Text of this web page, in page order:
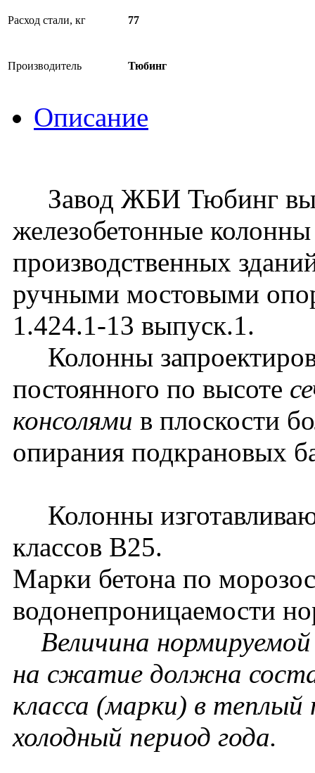
Расход стали, кг 77
Производитель Тюбинг
Описание
Завод ЖБИ Тюбинг
железобетонные
производственных
ручными мостовыми
1.424.1-13 выпуск.1.
Колонны
постоянного по высоте
консолями в плоскости
опирания подкрановых
Колонны
классов В25.
Марки бетона по
водонепроницаемости
Величина
на сжатие должна
класса (марки) в теплый
холодный период года.